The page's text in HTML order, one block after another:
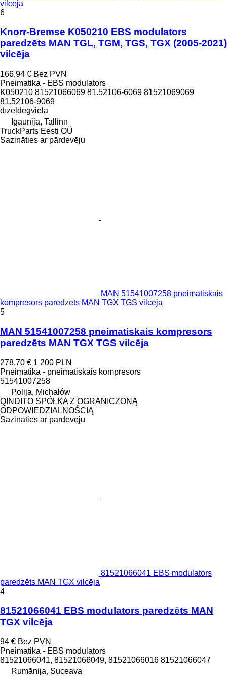
vilcēja
6
Knorr-Bremse K050210 EBS modulators
paredzēts MAN TGL, TGM, TGS, TGX (2005-2021)
vilcēja
166,94 € Bez PVN
Pneimatika - EBS modulators
K050210 81521066069 81.52106-6069 81521069069
81.52106-9069
dīzeļdegviela
Igaunija, Tallinn
TruckParts Eesti OÜ
Sazināties ar pārdevēju
MAN 51541007258 pneimatiskais
kompresors paredzēts MAN TGX TGS vilcēja
5
MAN 51541007258 pneimatiskais kompresors
paredzēts MAN TGX TGS vilcēja
278,70 € 1 200 PLN
Pneimatika - pneimatiskais kompresors
51541007258
Polija, Michałów
QINDITO SPÓŁKA Z OGRANICZONĄ
ODPOWIEDZIALNOŚCIĄ
Sazināties ar pārdevēju
81521066041 EBS modulators
paredzēts MAN TGX vilcēja
4
81521066041 EBS modulators paredzēts MAN
TGX vilcēja
94 € Bez PVN
Pneimatika - EBS modulators
81521066041, 81521066049, 81521066016 81521066047
Rumānija, Suceava